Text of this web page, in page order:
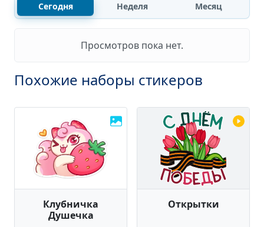
Сегодня Неделя Месяц
Просмотров пока нет.
Похожие наборы стикеров
Клубничка
Душечка
Открытки